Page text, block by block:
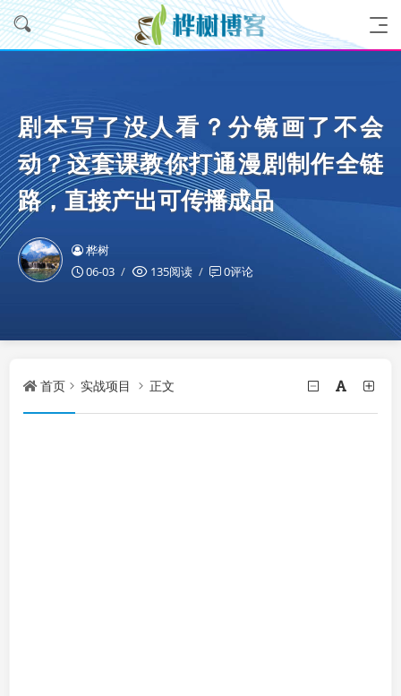
剧本写了没人看？分镜画了不会
动？这套课教你打通漫剧制作全链
路，直接产出可传播成品
桦树
06-03
135阅读 0评论
首页 实战项目 正文